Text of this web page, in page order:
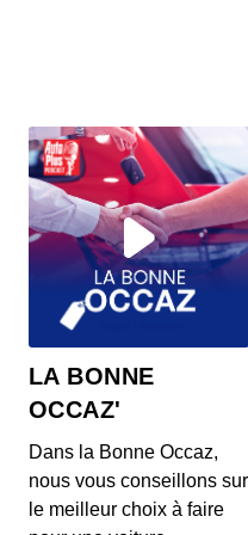
00:03:37 -
Les prix
00:03:39 -
L’Aston
en
00:03:25 -
1400 ch
nouvelle
00:03:26 -
Au menu
LA BONNE
OCCAZ'
Dans la Bonne Occaz,
nous vous conseillons sur
le meilleur choix à faire